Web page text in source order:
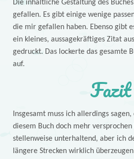
Die inhaltliche Gestaltung des
gefallen. Es gibt einige wenige
die mir gefallen haben. Ebenso gibt
ein kleines, aussagekräftiges Zitat
gedruckt. Das lockerte das gesamte
auf.
Fazit
Insgesamt muss ich allerdings
diesem Buch doch mehr
stellenweise unterhaltend, aber ich
längere Strecken wirklich